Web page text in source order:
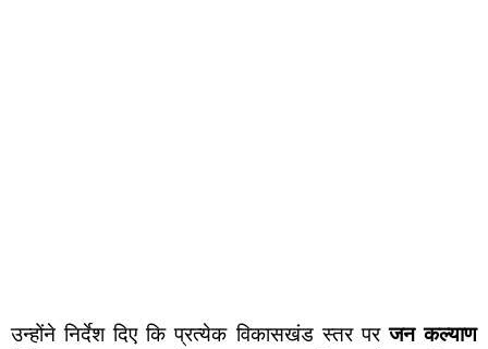
उन्होंने निर्देश दिए कि प्रत्येक विकासखंड स्तर परजन कल्याण